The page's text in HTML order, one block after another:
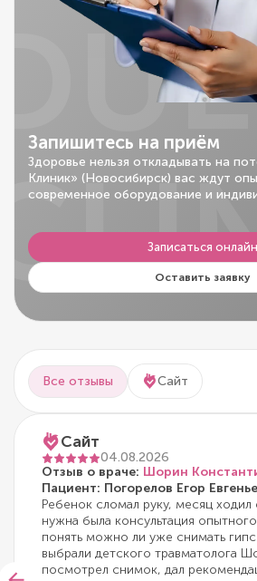
Запишитесь на приём
Здоровье нельзя откладывать на
Клиник» (Новосибирск) вас ждут
современное оборудование и
Записаться онлайн
Оставить заявку
Все отзывы Сайт
Сайт
04.08.2026
Отзыв о враче: Шорин
Пациент: Погорелов Егор
Ребенок сломал руку, месяц
нужна была консультация
понять можно ли уже снимать
выбрали детского травматолога
посмотрел снимок, дал